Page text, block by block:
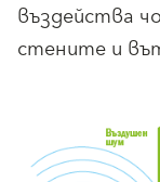
въздейства
стените и